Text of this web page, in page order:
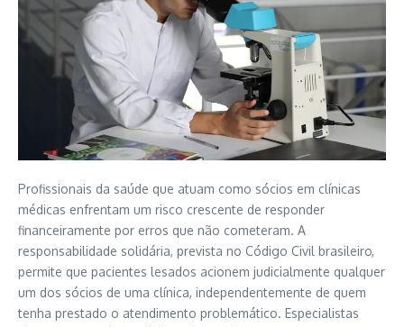
Profissionais da saúde que atuam como sócios em clínicas
médicas enfrentam um risco crescente de responder
financeiramente por erros que não cometeram. A
responsabilidade solidária, prevista no Código Civil brasileiro,
permite que pacientes lesados acionem judicialmente qualquer
um dos sócios de uma clínica, independentemente de quem
tenha prestado o atendimento problemático. Especialistas